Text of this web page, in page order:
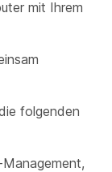
mit Ihrem
folgenden